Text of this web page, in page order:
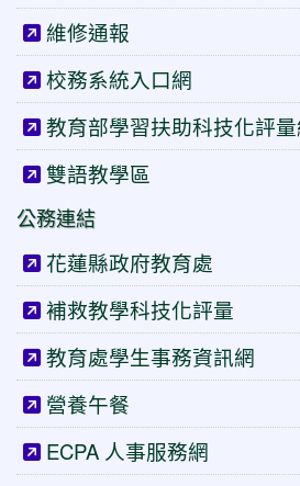
維修通報
校務系統入口網
教育部學習扶助科技化評
雙語教學區
公務連結
花蓮縣政府教育處
補救教學科技化評量
教育處學生事務資訊網
營養午餐
ECPA 人事服務網